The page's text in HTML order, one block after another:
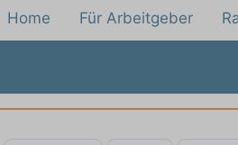
Home Für Arbeitgeber